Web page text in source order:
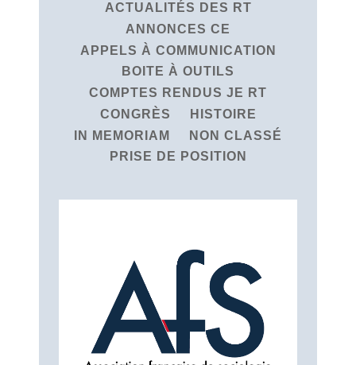
ACTUALITÉS DES RT
ANNONCES CE
APPELS À COMMUNICATION
BOITE À OUTILS
COMPTES RENDUS JE RT
CONGRÈS
HISTOIRE
IN MEMORIAM
NON CLASSÉ
PRISE DE POSITION